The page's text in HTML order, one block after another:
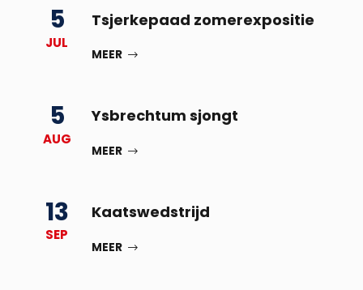
5
JUL
Tsjerkepaad zomerexpositie
MEER
5
AUG
Ysbrechtum sjongt
MEER
13
SEP
Kaatswedstrijd
MEER